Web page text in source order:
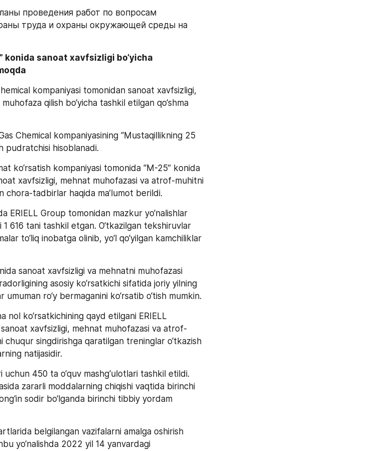
проведения работ по вопросам
труда и охраны окружающей среды на
konida sanoat xavfsizligi bo‘yicha
kompaniyasi tomonidan sanoat xavfsizligi,
qilish bo‘yicha tashkil etilgan qo‘shma
Chemical kompaniyasining “Mustaqillikning 25
pudratchisi hisoblanadi.
ko‘rsatish kompaniyasi tomonida “M-25” konida
xavfsizligi, mehnat muhofazasi va atrof-muhitni
chora-tadbirlar haqida ma’lumot berildi.
ERIELL Group tomonidan mazkur yo‘nalishlar
1 616 tani tashkil etgan. O‘tkazilgan tekshiruvlar
to‘liq inobatga olinib, yo‘l qo‘yilgan kamchiliklar
sanoat xavfsizligi va mehnatni muhofazasi
asosiy ko‘rsatkichi sifatida joriy yilning
ro‘y bermaganini ko‘rsatib o‘tish mumkin.
nol ko‘rsatkichining qayd etilgani ERIELL
xavfsizligi, mehnat muhofazasi va atrof-
chuqur singdirishga qaratilgan treninglar o‘tkazish
natijasidir.
450 ta o‘quv mashg‘ulotlari tashkil etildi.
zararli moddalarning chiqishi vaqtida birinchi
sodir bo‘lganda birinchi tibbiy yordam
belgilangan vazifalarni amalga oshirish
yo‘nalishda 2022 yil 14 yanvardagi